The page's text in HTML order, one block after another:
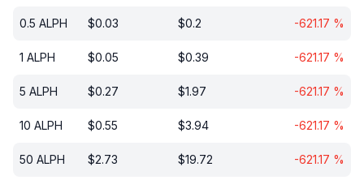
0.5 ALPH $0.03 $0.2 -621.17 %
1 ALPH $0.05 $0.39 -621.17 %
5 ALPH $0.27 $1.97 -621.17 %
10 ALPH $0.55 $3.94 -621.17 %
50 ALPH $2.73 $19.72 -621.17 %